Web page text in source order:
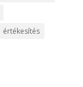
értékesítés